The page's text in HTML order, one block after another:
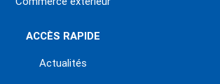
ACCÈS RAPIDE
Actualités